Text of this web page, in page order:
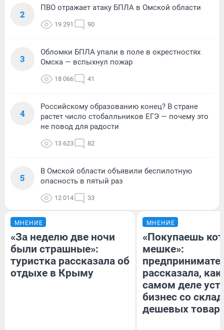
2
ПВО отражает атаку БПЛА в Омской области
19 291 90
3
Обломки БПЛА упали в поле в окрестностях
Омска — вспыхнул пожар
18 066 41
4
Российскому образованию конец? В стране
растет число стобалльников ЕГЭ — почему это
не повод для радости
13 623 82
5
В Омской области объявили беспилотную
опасность в пятый раз
12 014 33
МНЕНИЕ
«За неделю две ночи
были страшные»:
туристка рассказала об
отдыхе в Крыму
МНЕНИЕ
«Покупаешь
мешке»:
рассказала, как
самом деле
бизнес со
дешевых